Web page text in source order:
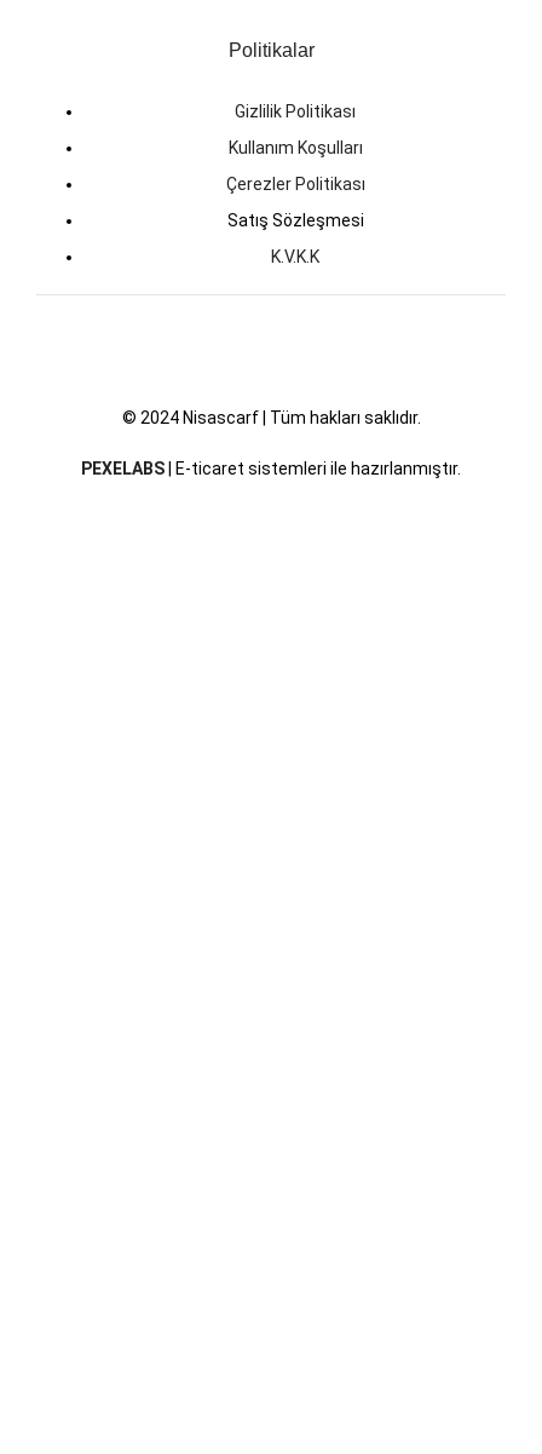
Politikalar
Gizlilik Politikası
Kullanım Koşulları
Çerezler Politikası
Satış Sözleşmesi
K.V.K.K
© 2024 Nisascarf | Tüm hakları saklıdır.
PEXELABS | E-ticaret sistemleri ile hazırlanmıştır.